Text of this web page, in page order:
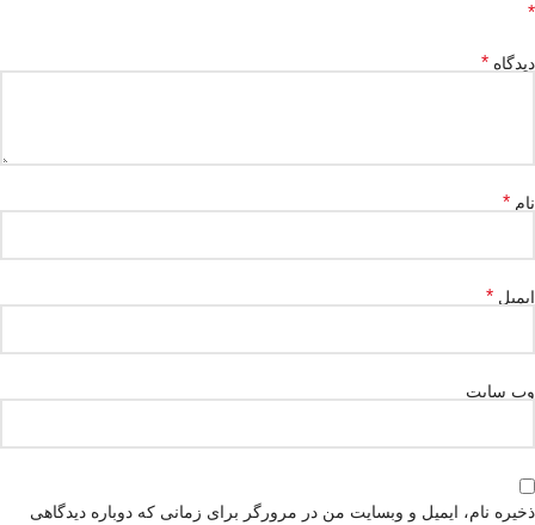
*
دیدگاه *
نام *
ایمیل *
وب‌ سایت
ذخیره نام، ایمیل و وبسایت من در مرورگر برای زمانی که دوباره دیدگاهی